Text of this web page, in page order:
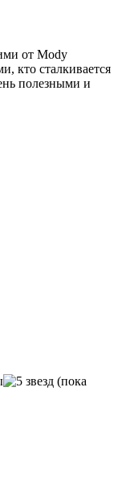
от Mody
кто сталкивается
полезными и
(пока